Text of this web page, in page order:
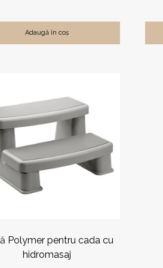
Adaugă în coș
Polymer pentru cada cu
hidromasaj